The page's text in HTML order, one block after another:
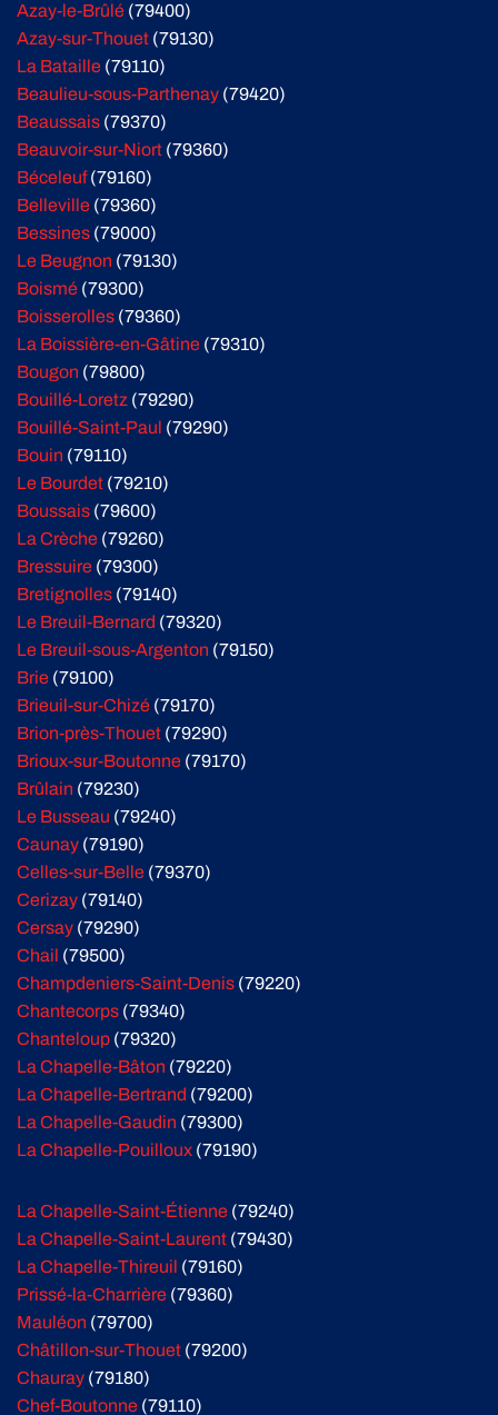
Azay-le-Brûlé (79400)
Azay-sur-Thouet (79130)
La Bataille (79110)
Beaulieu-sous-Parthenay (79420)
Beaussais (79370)
Beauvoir-sur-Niort (79360)
Béceleuf(79160)
Belleville (79360)
Bessines (79000)
Le Beugnon (79130)
Boismé (79300)
Boisserolles (79360)
La Boissière-en-Gâtine (79310)
Bougon (79800)
Bouillé-Loretz (79290)
Bouillé-Saint-Paul (79290)
Bouin (79110)
Le Bourdet (79210)
Boussais (79600)
La Crèche (79260)
Bressuire (79300)
Bretignolles (79140)
Le Breuil-Bernard (79320)
Le Breuil-sous-Argenton (79150)
Brie (79100)
Brieuil-sur-Chizé (79170)
Brion-près-Thouet (79290)
Brioux-sur-Boutonne (79170)
Brûlain (79230)
Le Busseau (79240)
Caunay (79190)
Celles-sur-Belle (79370)
Cerizay (79140)
Cersay (79290)
Chail (79500)
Champdeniers-Saint-Denis (79220)
Chantecorps (79340)
Chanteloup (79320)
La Chapelle-Bâton (79220)
La Chapelle-Bertrand (79200)
La Chapelle-Gaudin (79300)
La Chapelle-Pouilloux (79190)
La Chapelle-Saint-Étienne (79240)
La Chapelle-Saint-Laurent (79430)
La Chapelle-Thireuil (79160)
Prissé-la-Charrière (79360)
Mauléon (79700)
Châtillon-sur-Thouet (79200)
Chauray (79180)
Chef-Boutonne (79110)